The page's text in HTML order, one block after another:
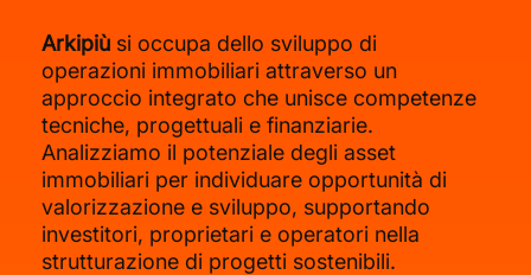
Arkipiù si occupa dello sviluppo di
operazioni immobiliari attraverso un
approccio integrato che unisce competenze
tecniche, progettuali e finanziarie.
Analizziamo il potenziale degli asset
immobiliari per individuare opportunità di
valorizzazione e sviluppo, supportando
investitori, proprietari e operatori nella
strutturazione di progetti sostenibili.